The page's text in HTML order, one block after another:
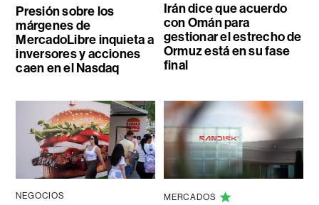
Presión sobre los
márgenes de
MercadoLibre inquieta a
inversores y acciones
caen en el Nasdaq
Irán dice que acuerdo
con Omán para
gestionar el estrecho de
Ormuz está en su fase
final
NEGOCIOS MERCADOS